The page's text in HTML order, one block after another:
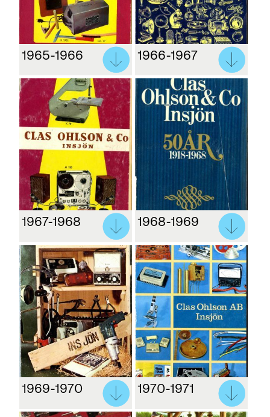
1965-1966 1966-1967
1967-1968 1968-1969
1969-1970 1970-1971